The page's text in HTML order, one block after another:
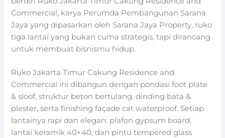
Commercial, karya Perumda Pembangunan Sarana
Jaya yang dipasarkan oleh Sarana Jaya Property, ruko
tiga lantai yang bukan cuma strategis, tapi dirancang
untuk membuat bisnismu hidup.
Ruko Jakarta Timur Cakung Residence and
Commercial ini dibangun dengan pondasi foot plate
& sloof, struktur beton bertulang, dinding bata &
plester, serta finishing façade cat waterproof. Setiap
lantainya rapi dan elegan: plafon gypsum board,
lantai keramik 40×40, dan pintu tempered glass